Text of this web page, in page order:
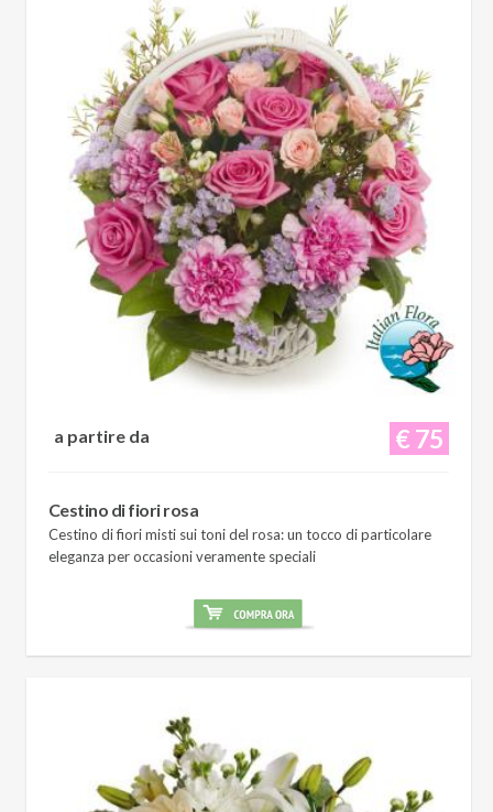
€ 75
a partire da
Cestino di fiori rosa
Cestino di fiori misti sui toni del rosa: un tocco di particolare
eleganza per occasioni veramente speciali